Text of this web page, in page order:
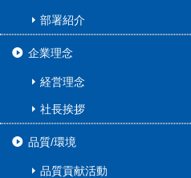
部署紹介
企業理念
経営理念
社長挨拶
品質/環境
品質貢献活動